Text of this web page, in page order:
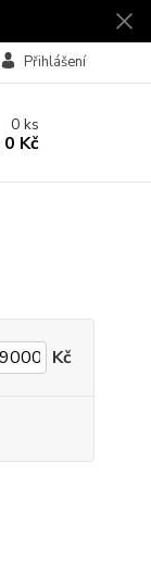
Přihlášení
0ks
0 Kč
Kč